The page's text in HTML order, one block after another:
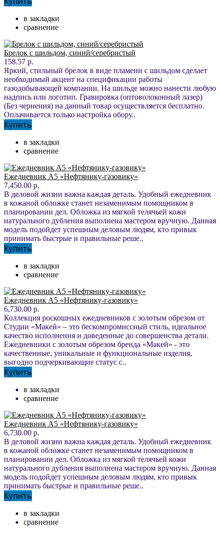
в закладки
сравнение
Брелок с шильдом, синий/серебристый
158.57 р.
Яркий, стильный брелок в виде пламени с шильдом сделает
необходимый акцент на спецификации работы
газодобывающей компании. На шильде можно нанести любую
надпись или логотип. Гравировка (оптоволоконный лазер)
(Без чернения) на данный товар осуществляется бесплатно.
Оплачивается только настройка обору..
Купить
в закладки
сравнение
Ежедневник А5 «Нефтянику-газовику»
7,450.00 р.
В деловой жизни важна каждая деталь. Удобный ежедневник
в кожаной обложке станет незаменимым помощником в
планировании дел. Обложка из мягкой телячьей кожи
натурального дубления выполнена мастером вручную. Данная
модель подойдет успешным деловым людям, кто привык
принимать быстрые и правильные реше..
Купить
в закладки
сравнение
Ежедневник А5 «Нефтянику-газовику»
6,730.00 р.
Коллекция роскошных ежедневников с золотым обрезом от
Студии «Макей» – это бескомпромиссный стиль, идеальное
качество исполнения и доведенные до совершенства детали.
Ежедневники с золотым обрезом бренда «Макей» - это
качественные, уникальные и функциональные изделия,
выгодно подчеркивающие статус с..
Купить
в закладки
сравнение
Ежедневник А5 «Нефтянику-газовику»
6,730.00 р.
В деловой жизни важна каждая деталь. Удобный ежедневник
в кожаной обложке станет незаменимым помощником в
планировании дел. Обложка из мягкой телячьей кожи
натурального дубления выполнена мастером вручную. Данная
модель подойдет успешным деловым людям, кто привык
принимать быстрые и правильные реше..
Купить
в закладки
сравнение